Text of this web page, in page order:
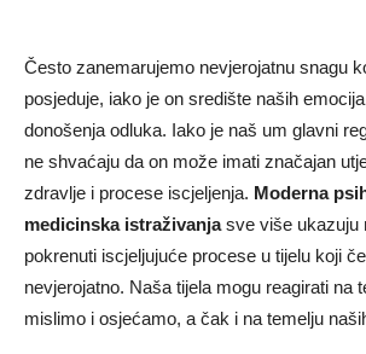
Često zanemarujemo nevjerojatnu snagu
posjeduje, iako je on središte naših
donošenja odluka. Iako je naš um glavni
ne shvaćaju da on može imati značajan
zdravlje i procese iscjeljenja. Moderna
medicinska istraživanjasve više ukazuju
pokrenuti iscjeljujuće procese u tijelu koji
nevjerojatno. Naša tijela mogu reagirati na
mislimo i osjećamo, a čak i na temelju